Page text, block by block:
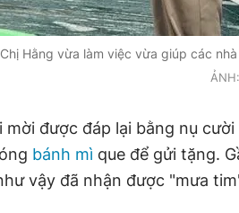
Chị Hằng vừa làm việc vừa giúp các
mời được đáp lại bằng nụ
bánh mì que để gửi tặng.
vậy đã nhận được "mưa